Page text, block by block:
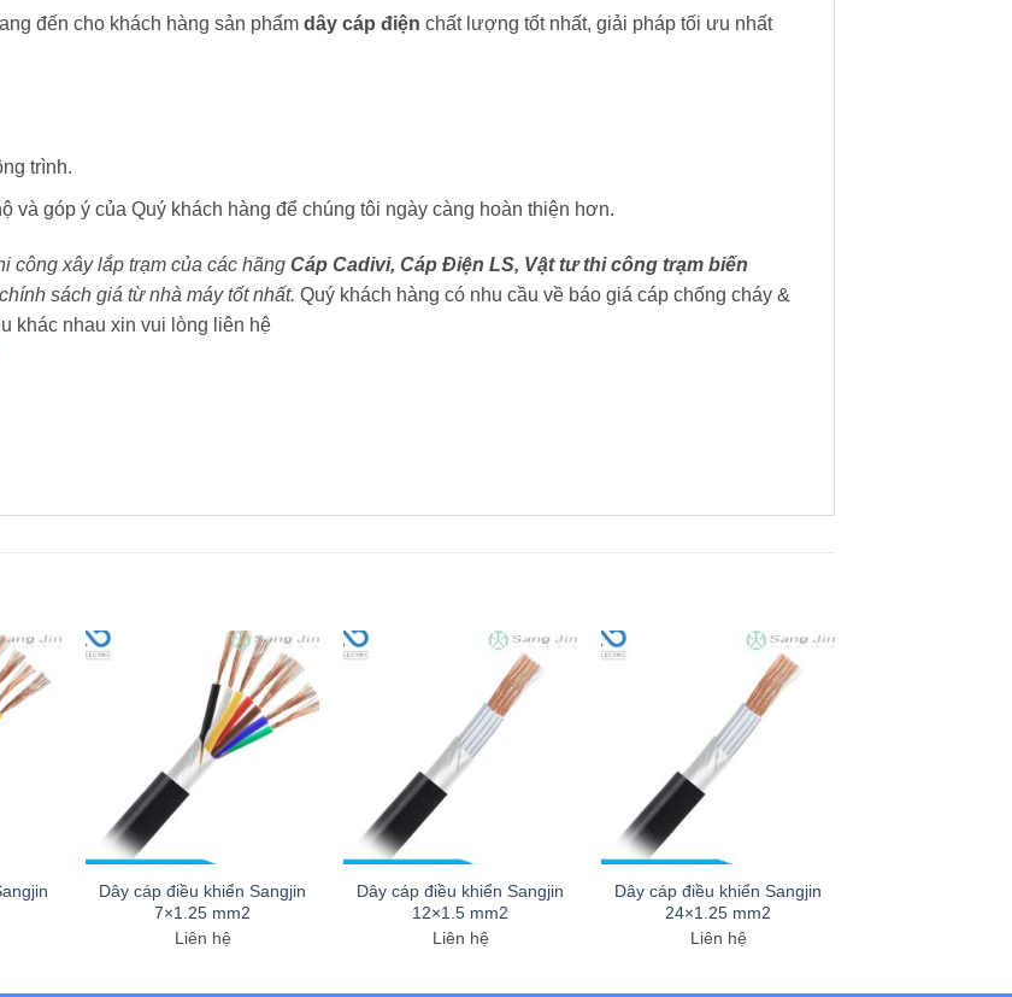
đến cho khách hàng sản phẩm dây cáp điện chất lượng tốt nhất, giải pháp tối ưu nhất
trình.
và góp ý của Quý khách hàng để chúng tôi ngày càng hoàn thiện hơn.
công xây lắp trạm của các hãng Cáp Cadivi, Cáp Điện LS, Vật tư thi công trạm biến
sách giá từ nhà máy tốt nhất. Quý khách hàng có nhu cầu về báo giá cáp chống cháy &
khác nhau xin vui lòng liên hệ
Dây cáp điều khiển Sangjin
7×1.25 mm2
Liên hệ
Dây cáp điều khiển Sangjin
12×1.5 mm2
Liên hệ
Dây cáp điều khiển Sangjin
24×1.25 mm2
Liên hệ